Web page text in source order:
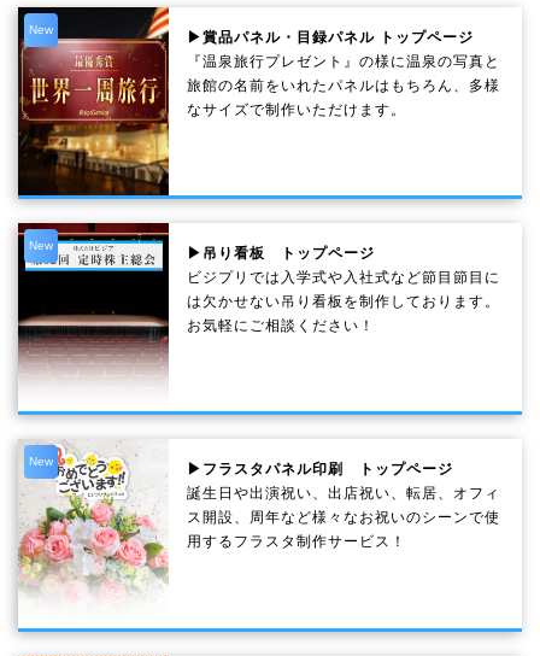
New
▶賞品パネル・目録パネル トップページ
『温泉旅行プレゼント』の様に温泉の写真と
旅館の名前をいれたパネルはもちろん、多様
なサイズで制作いただけます。
New
▶吊り看板 トップページ
ビジプリでは入学式や入社式など節目節目に
は欠かせない吊り看板を制作しております。
お気軽にご相談ください！
New
▶フラスタパネル印刷 トップページ
誕生日や出演祝い、出店祝い、転居、オフィ
ス開設、周年など様々なお祝いのシーンで使
用するフラスタ制作サービス！